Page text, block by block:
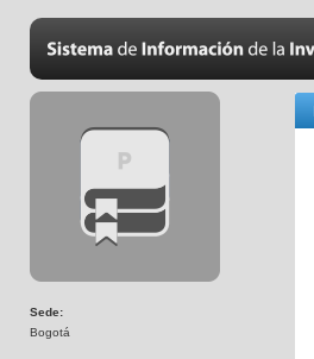
Sede:
Bogotá